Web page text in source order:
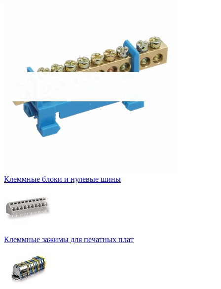
Клеммные блоки и нулевые шины
Клеммные зажимы для печатных плат